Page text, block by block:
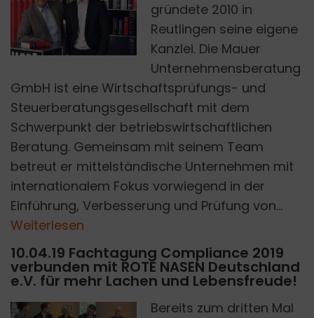
MAUER GMBH
gründete 2010 in
Reutlingen seine eigene
Kanzlei. Die Mauer
Unternehmensberatung
GmbH ist eine Wirtschaftsprüfungs- und
Steuerberatungsgesellschaft mit dem
Schwerpunkt der betriebswirtschaftlichen
Beratung. Gemeinsam mit seinem Team
betreut er mittelständische Unternehmen mit
internationalem Fokus vorwiegend in der
Einführung, Verbesserung und Prüfung von...
Weiterlesen
10.04.19 Fachtagung Compliance 2019
verbunden mit ROTE NASEN Deutschland
e.V. für mehr Lachen und Lebensfreude!
Bereits zum dritten Mal